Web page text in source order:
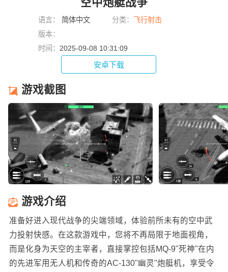
语言： 简体中文 分类： 飞行射击
版本：
时间： 2025-09-08 10:31:09
安卓下载
游戏截图
游戏介绍
准备好进入现代战争的尖端领域，体验前所未有的空中武
力投射快感。在这款游戏中，您将不再局限于地面视角，
而是化身为天空的主宰者，直接掌控包括MQ-9"死神"在内
的先进军用无人机和传奇的AC-130"幽灵"炮艇机，享受令